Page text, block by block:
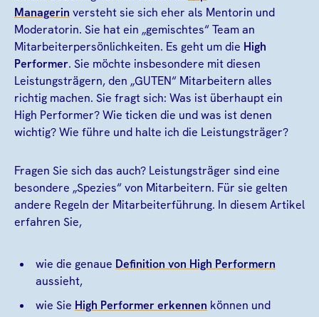
Managerin versteht sie sich eher als Mentorin und
Moderatorin. Sie hat ein „gemischtes“ Team an
Mitarbeiterpersönlichkeiten. Es geht um die High
Performer. Sie möchte insbesondere mit diesen
Leistungsträgern, den „GUTEN“ Mitarbeitern alles
richtig machen. Sie fragt sich: Was ist überhaupt ein
High Performer? Wie ticken die und was ist denen
wichtig? Wie führe und halte ich die Leistungsträger?
Fragen Sie sich das auch? Leistungsträger sind eine
besondere „Spezies“ von Mitarbeitern. Für sie gelten
andere Regeln der Mitarbeiterführung. In diesem Artikel
erfahren Sie,
wie die genaue Definition von High Performern
aussieht,
wie Sie High Performer erkennen können und